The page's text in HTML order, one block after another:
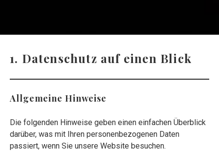
Datenschutzerklärung
1. Datenschutz auf einen Blick
Allgemeine Hinweise
Die folgenden Hinweise geben einen einfachen Überblick
darüber, was mit Ihren personenbezogenen Daten
passiert, wenn Sie unsere Website besuchen.